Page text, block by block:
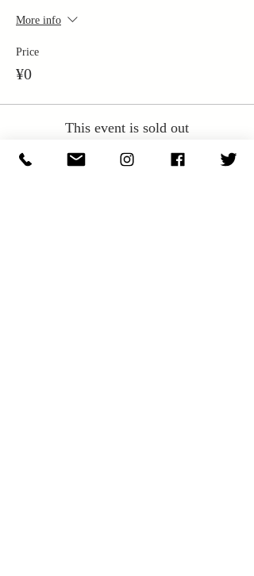
More info
Price
¥0
This event is sold out